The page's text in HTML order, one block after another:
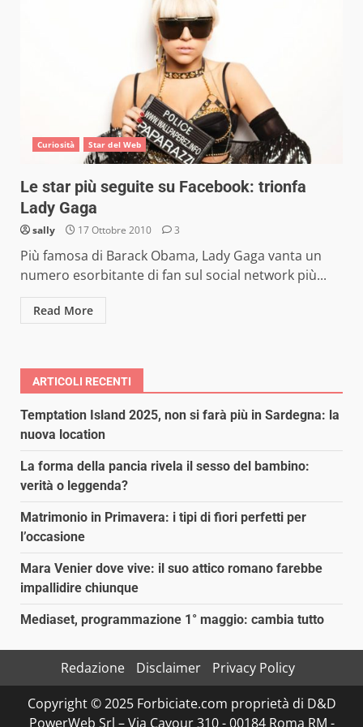
Curiosità Star del Web
Le star più seguite su Facebook: trionfa
Lady Gaga
sally 17 Ottobre 2010 3
Più famosa di Barack Obama, Lady Gaga vanta un
numero esorbitante di fan sul social network più...
Read More
ARTICOLI RECENTI
Temptation Island 2025, non si farà più in Sardegna: la
nuova location
La forma della pancia rivela il sesso del bambino:
verità o leggenda?
Matrimonio in Primavera: i tipi di fiori perfetti per
l’occasione
Mara Venier dove vive: il suo attico romano farebbe
impallidire chiunque
Mediaset, programmazione 1° maggio: cambia tutto
Redazione Disclaimer
Privacy Policy
Copyright © 2025 Forbiciate.com proprietà di D&D
PowerWeb Srl – Via Cavour 310 - 00184 Roma RM -